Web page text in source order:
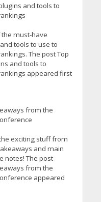
and tools to
the must-have
tools to use to
The post Top
and tools to
appeared first
from the
exciting stuff from
and main
notes! The post
from the
appeared